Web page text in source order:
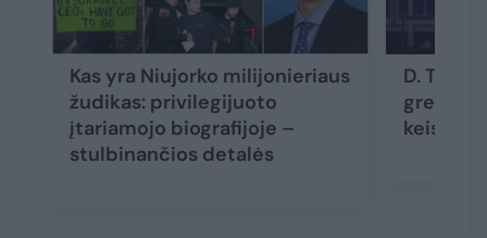
Kas yra Niujorko milijonieriaus
žudikas: privilegijuoto
įtariamojo biografijoje –
stulbinančios detalės
D.
greitį ir
keis jau